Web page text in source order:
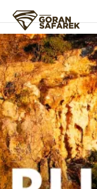
google.com, pub-